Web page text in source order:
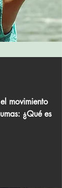
movimiento
¿Qué es